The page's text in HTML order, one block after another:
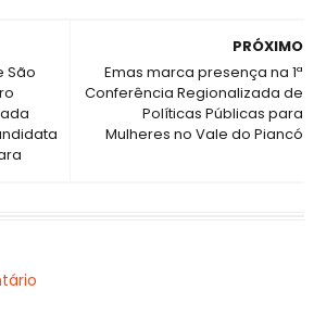
PRÓXIMO
Emas marca presença na 1ª
Conferência Regionalizada de
Políticas Públicas para
Mulheres no Vale do Piancó
São